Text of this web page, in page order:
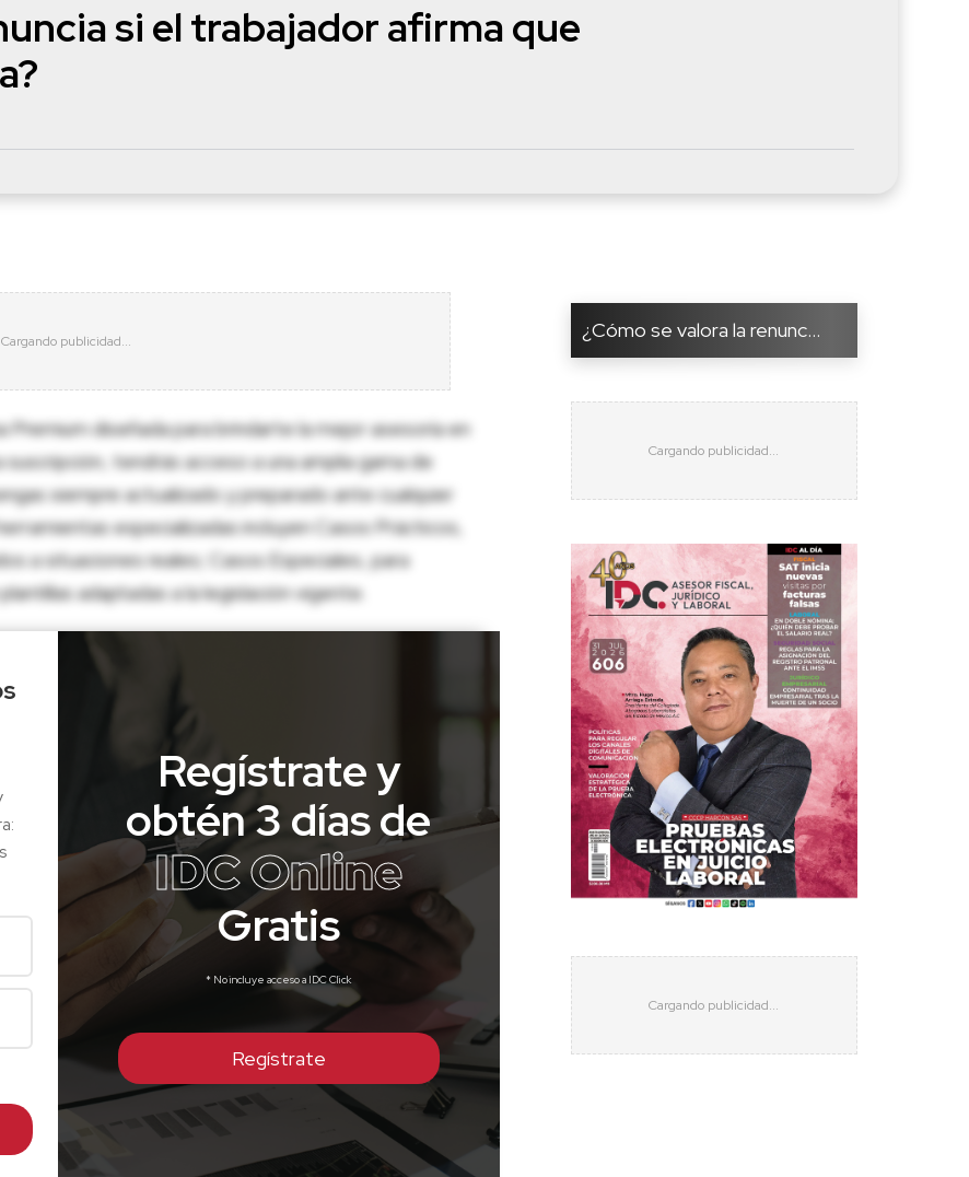
si el trabajador afirma que
diseñada para brindarte la mejor asesoría en
tendrás acceso a una amplia gama de
siempre actualizado y preparado ante cualquier
especializadas incluyen Casos Prácticos,
a situaciones reales; Casos Especiales, para
adaptadas a la legislación vigente.
Regístrate y
obtén 3 días de
IDC Online
Gratis
* No incluye acceso a IDC Click
Regístrate
¿Cómo se valora la renunc...